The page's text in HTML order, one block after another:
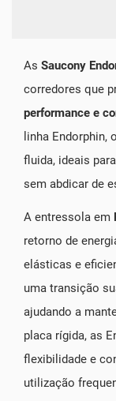
As Saucony
corredores que
performance e
linha Endorphin,
fluida, ideais
sem abdicar de
A entressola em
retorno de
elásticas e
uma transição
ajudando a
placa rígida, as
flexibilidade e
utilização